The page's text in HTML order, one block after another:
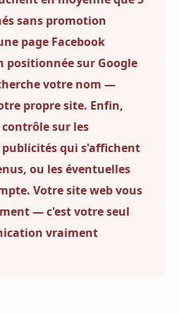
sans promotion
page Facebook
positionnée sur Google
votre nom —
propre site. Enfin,
sur les
qui s'affichent
ou les éventuelles
Votre site web vous
— c'est votre seul
vraiment